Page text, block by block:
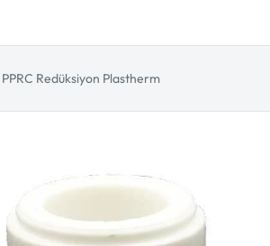
Redüksiyon Plastherm